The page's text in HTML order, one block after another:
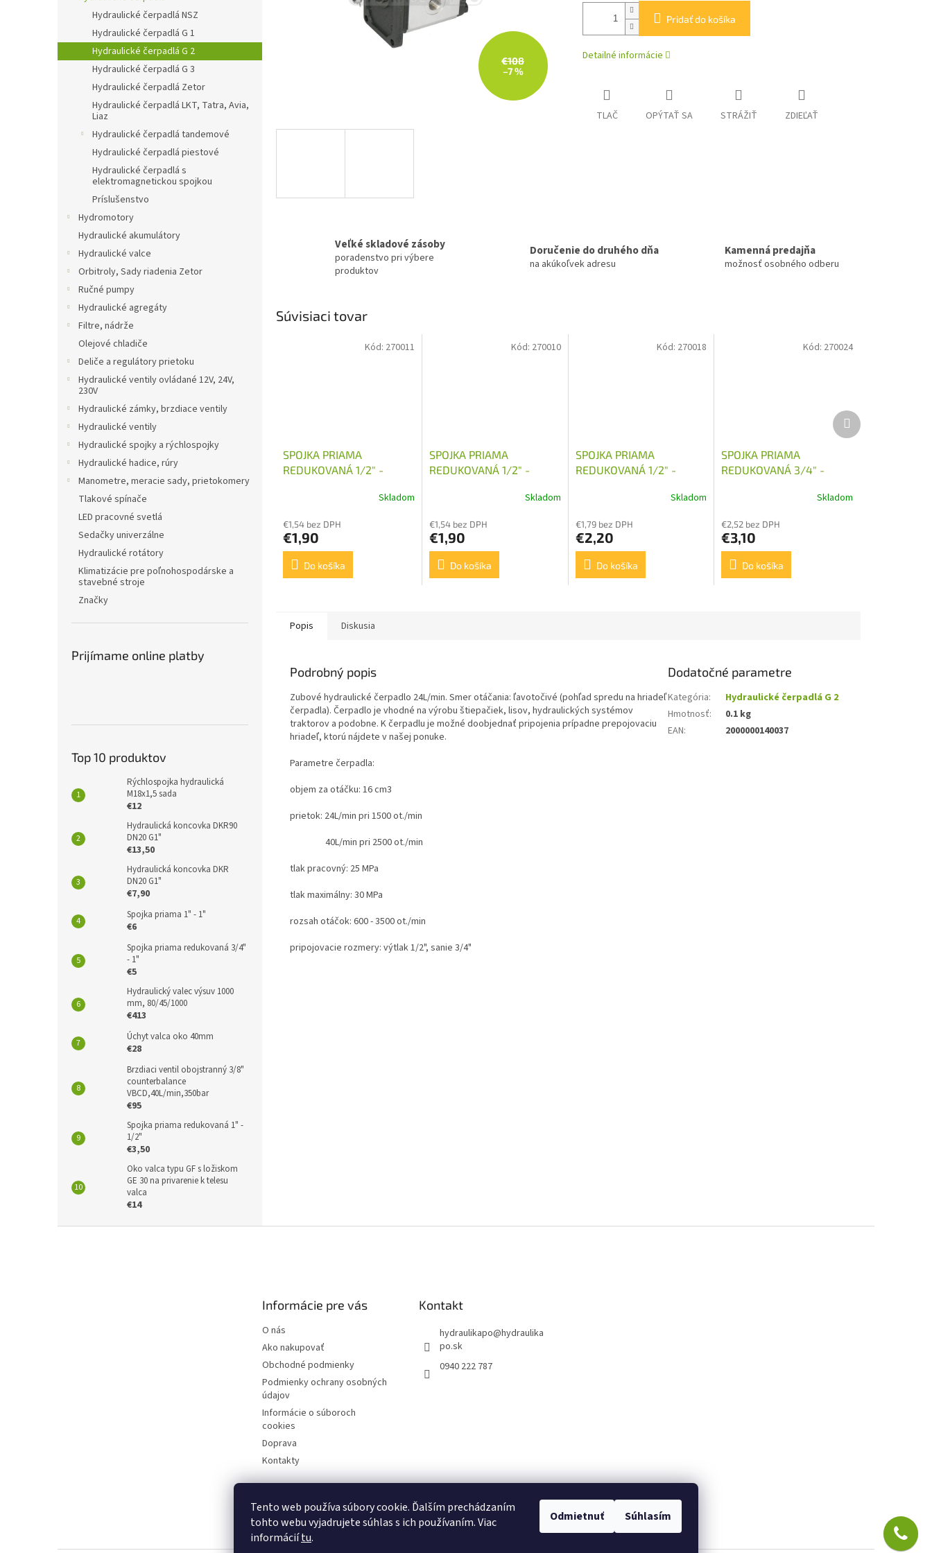
Tento web používa súbory cookie. Ďalším prechádzaním
tohto webu vyjadrujete súhlas s ich používaním. Viac
informáciítu.
Odmietnuť Súhlasím
Hydraulické čerpadlá NSZ
Hydraulické čerpadlá G 1
Hydraulické čerpadlá G 2
Hydraulické čerpadlá G 3
Hydraulické čerpadlá Zetor
Hydraulické čerpadlá LKT, Tatra, Avia,
Liaz
Hydraulické čerpadlá tandemové
Hydraulické čerpadlá piestové
Hydraulické čerpadlá s
elektromagnetickou spojkou
Príslušenstvo
Hydromotory
Hydraulické akumulátory
Hydraulické valce
Orbitroly, Sady riadenia Zetor
Ručné pumpy
Hydraulické agregáty
Filtre, nádrže
Olejové chladiče
Deliče a regulátory prietoku
Hydraulické ventily ovládané 12V, 24V,
230V
Hydraulické zámky, brzdiace ventily
Hydraulické ventily
Hydraulické spojky a rýchlospojky
Hydraulické hadice, rúry
Manometre, meracie sady, prietokomery
Tlakové spínače
LED pracovné svetlá
Sedačky univerzálne
Hydraulické rotátory
Klimatizácie pre poľnohospodárske a
stavebné stroje
Značky
Prijímame online platby
Top 10 produktov
Rýchlospojka hydraulická
M18x1,5 sada
€12
Hydraulická koncovka DKR90
DN20 G1"
€13,50
Hydraulická koncovka DKR
DN20 G1"
€7,90
Spojka priama 1" - 1"
€6
Spojka priama redukovaná 3/4"
- 1"
€5
Hydraulický valec výsuv 1000
mm, 80/45/1000
€413
Úchyt valca oko 40mm
€28
Brzdiaci ventil obojstranný 3/8"
counterbalance
VBCD,40L/min,350bar
€95
Spojka priama redukovaná 1" -
1/2"
€3,50
Oko valca typu GF s ložiskom
GE 30 na privarenie k telesu
valca
€14
€108
–7 %
Pridať do košíka
Detailné informácie
TLAČ OPÝTAŤ SA STRÁŽIŤ ZDIEĽAŤ
Veľké skladové zásoby
poradenstvo pri výbere
produktov
Doručenie do druhého dňa
na akúkoľvek adresu
Kamenná predajňa
možnosť osobného odberu
Súvisiaci tovar
SPOJKA PRIAMA
REDUKOVANÁ 1/2" -
Skladom
€1,54 bez DPH
€1,90
Do košíka
Kód: 270011
SPOJKA PRIAMA
REDUKOVANÁ 1/2" -
Skladom
€1,54 bez DPH
€1,90
Do košíka
Kód: 270010
SPOJKA PRIAMA
REDUKOVANÁ 1/2" -
Skladom
€1,79 bez DPH
€2,20
Do košíka
Kód: 270018
SPOJKA PRIAMA
REDUKOVANÁ 3/4" -
Skladom
€2,52 bez DPH
€3,10
Do košíka
Kód: 270024
Ďalší
produkt
Popis Diskusia
Podrobný popis
Zubové hydraulické čerpadlo 24L/min. Smer otáčania: ľavotočivé (pohľad spredu na hriadeľ
čerpadla). Čerpadlo je vhodné na výrobu štiepačiek, lisov, hydraulických systémov
traktorov a podobne. K čerpadlu je možné doobjednať pripojenia prípadne prepojovaciu
hriadeľ, ktorú nájdete v našej ponuke.
Parametre čerpadla:
objem za otáčku: 16 cm3
prietok: 24L/min pri 1500 ot./min
40L/min pri 2500 ot./min
tlak pracovný: 25 MPa
tlak maximálny: 30 MPa
rozsah otáčok: 600 - 3500 ot./min
pripojovacie rozmery: výtlak 1/2", sanie 3/4"
Dodatočné parametre
Kategória:
Hydraulické čerpadlá G 2
Hmotnosť:
0.1 kg
EAN: 2000000140037
Informácie pre vás
O nás
Ako nakupovať
Obchodné podmienky
Podmienky ochrany osobných
údajov
Informácie o súboroch
cookies
Doprava
Kontakty
Kontakt
hydraulikapo@hydraulika
po.sk
0940 222 787